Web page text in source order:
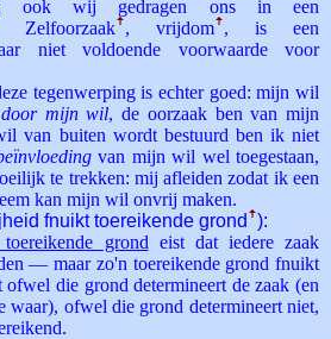
ook wij gedragen ons in een
Zelf­oorzaakꜛ , vrijdomꜛ , is een
niet voldoende voorwaarde voor
tegenwerping is echter goed: mijn wil
door mijn wil, de oorzaak ben van mijn
van buiten wordt bestuurd ben ik niet
van mijn wil wel toegestaan,
te trekken: mij afleiden zodat ik een
kan mijn wil onvrij maken.
fnuikt toereikende grond ꜛ):
grond eist dat iedere zaak
— maar zo'n toereikende grond fnuikt
ofwel die grond determineert de zaak (en
waar), ofwel die grond determineert niet,